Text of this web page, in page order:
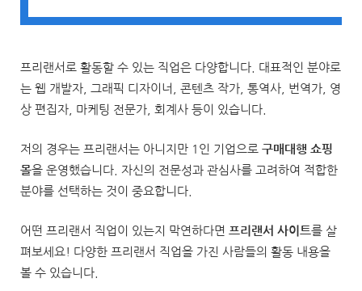
프리랜서로 활동할 수 있는 직업은 다양합니다. 대표적인 분야로
는 웹 개발자, 그래픽 디자이너, 콘텐츠 작가, 통역사, 번역가, 영
상 편집자, 마케팅 전문가, 회계사 등이 있습니다.
저의 경우는 프리랜서는 아니지만 1인 기업으로 구매대행 쇼핑
몰을 운영했습니다. 자신의 전문성과 관심사를 고려하여 적합한
분야를 선택하는 것이 중요합니다.
어떤 프리랜서 직업이 있는지 막연하다면 프리랜서 사이트를 살
펴보세요! 다양한 프리랜서 직업을 가진 사람들의 활동 내용을
볼 수 있습니다.